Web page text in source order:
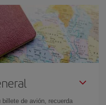
de avión, recuerda